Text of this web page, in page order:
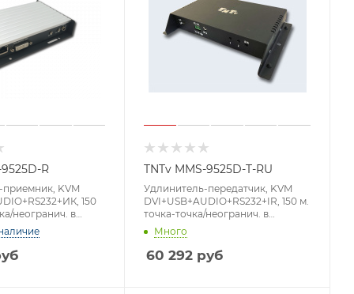
R
KVM
150
неогранич. в
GigabitEthernet
7, DVI-I+4xUSB
TNTv MMS-9525D-T-RU
Удлинитель-передатчик, KVM
DVI+USB+AUDIO+RS232+IR, 150 м.
точка-точка/неогранич. в
пределах LAN, GbE (TCP/IP;IGMP),
макс.разр.1920x1200 60Hz/1080p
Cat6/7, DVI-I+USB
B+3xMINIJACK+3-
Много
60 292 руб